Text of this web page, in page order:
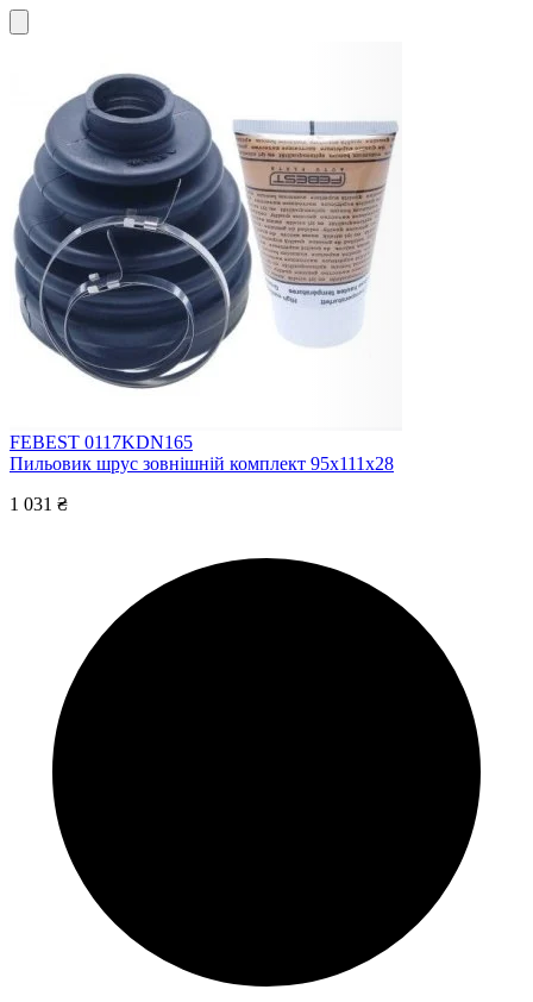
FEBEST 0117KDN165
Пильовик шрус зовнішній комплект 95x111x28
1 031 ₴